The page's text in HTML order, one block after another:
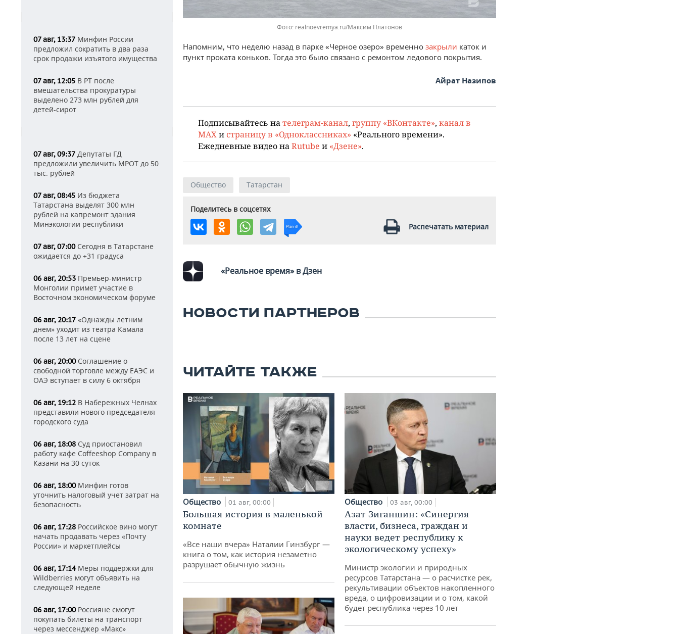
07 авг, 13:37 Минфин России
предложил сократить в два раза
срок продажи изъятого имущества
07 авг, 12:05 В РТ после
вмешательства прокуратуры
выделено 273 млн рублей для
детей-сирот
07 авг, 09:37 Депутаты ГД
предложили увеличить МРОТ до 50
тыс. рублей
07 авг, 08:45 Из бюджета
Татарстана выделят 300 млн
рублей на капремонт здания
Минэкологии республики
07 авг, 07:00Сегодня в Татарстане
ожидается до +31 градуса
06 авг, 20:53 Премьер-министр
Монголии примет участие в
Восточном экономическом форуме
06 авг, 20:17 «Однажды летним
днем» уходит из театра Камала
после 13 лет на сцене
06 авг, 20:00Соглашение о
свободной торговле между ЕАЭС и
ОАЭ вступает в силу 6 октября
06 авг, 19:12 В Набережных Челнах
представили нового председателя
городского суда
06 авг, 18:08 Суд приостановил
работу кафе Coffeeshop Company в
Казани на 30 суток
06 авг, 18:00Минфин готов
уточнить налоговый учет затрат на
безопасность
06 авг, 17:28 Российское вино могут
начать продавать через «Почту
России» и маркетплейсы
06 авг, 17:14Меры поддержки для
Wildberries могут объявить на
следующей неделе
06 авг, 17:00Россияне смогут
покупать билеты на транспорт
через мессенджер «Макс»
Фото: realnoevremya.ru/Максим Платонов
Напомним, что неделю назад в парке «Черное озеро» временно закрыли каток и
пункт проката коньков. Тогда это было связано с ремонтом ледового покрытия.
Айрат Назипов
Подписывайтесь нателеграм-канал, группу «ВКонтакте», канал в
MAXи страницу в «Одноклассниках» «Реального времени».
Ежедневные видео наRutube и «Дзене».
Общество Татарстан
Поделитесь в соцсетях
Распечатать материал
«Реальное время» в Дзен
НОВОСТИ ПАРТНЕРОВ
ЧИТАЙТЕ ТАКЖЕ
Общество 01 авг, 00:00
Большая история в маленькой
комнате
«Все наши вчера» Наталии Гинзбург —
книга о том, как история незаметно
разрушает обычную жизнь
Общество 03 авг, 00:00
Азат Зиганшин: «Синергия
власти, бизнеса, граждан и
науки ведет республику к
экологическому успеху»
Министр экологии и природных
ресурсов Татарстана — о расчистке рек,
рекультивации объектов накопленного
вреда, о цифровизации и о том, какой
будет республика через 10 лет